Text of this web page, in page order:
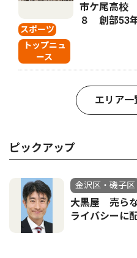
スポーツ
トップニュ
ース
市ケ尾高校
８ 創部53
エリア一
ピックアップ
金沢区・磯子区
大黒屋 売ら
ライバシーに